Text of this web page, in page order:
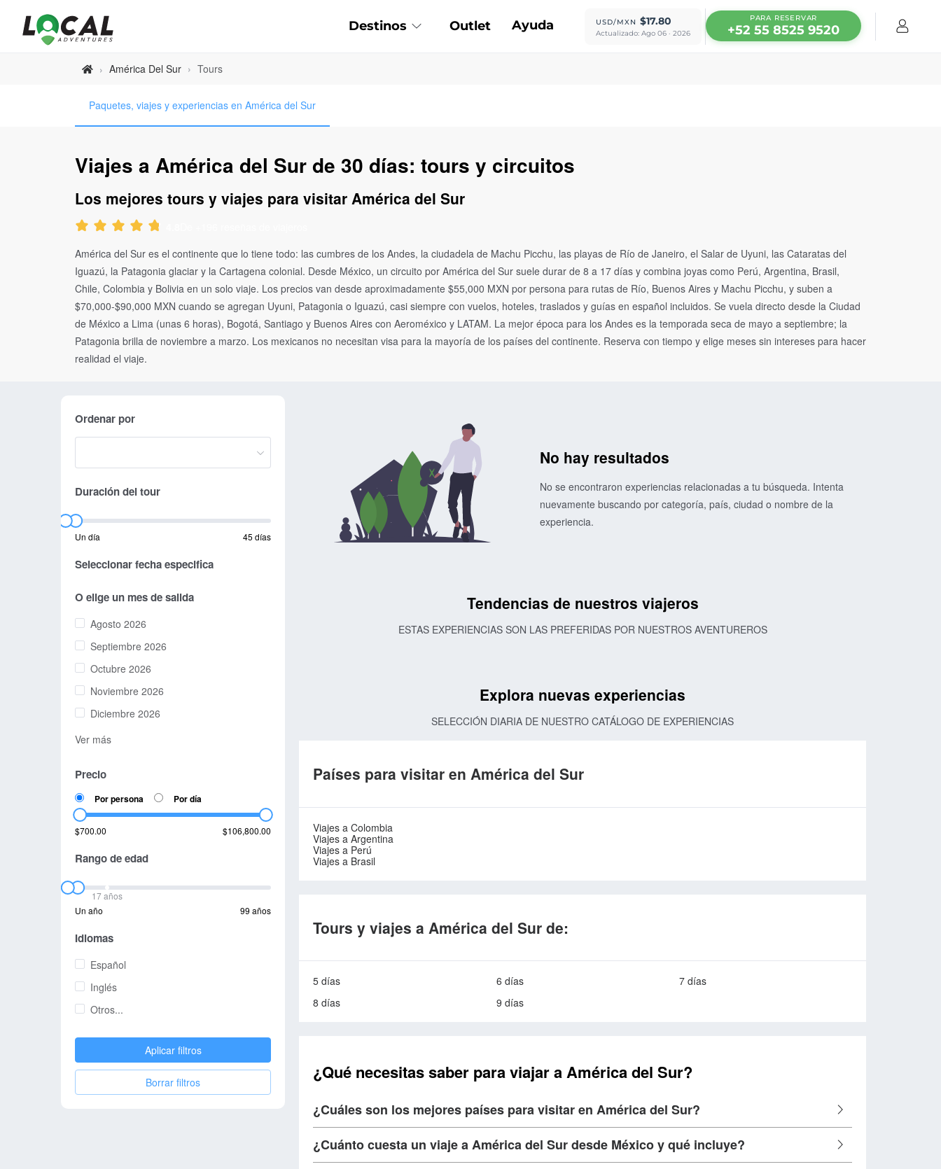
Destinos Outlet Ayuda USD/MXN $17.80
Actualizado: Ago 06 · 2026
PARA RESERVAR
+52 55 8525 9520
› América Del Sur › Tours
Paquetes, viajes y experiencias en América del Sur
Viajes a América del Sur de 30 días: tours y circuitos
Los mejores tours y viajes para visitar América del Sur
América del Sur es el continente que lo tiene todo: las cumbres de los Andes, la ciudadela de Machu Picchu, las playas de Río de Janeiro, el Salar de Uyuni, las Cataratas del
Iguazú, la Patagonia glaciar y la Cartagena colonial. Desde México, un circuito por América del Sur suele durar de 8 a 17 días y combina joyas como Perú, Argentina, Brasil,
Chile, Colombia y Bolivia en un solo viaje. Los precios van desde aproximadamente $55,000 MXN por persona para rutas de Río, Buenos Aires y Machu Picchu, y suben a
$70,000-$90,000 MXN cuando se agregan Uyuni, Patagonia o Iguazú, casi siempre con vuelos, hoteles, traslados y guías en español incluidos. Se vuela directo desde la Ciudad
de México a Lima (unas 6 horas), Bogotá, Santiago y Buenos Aires con Aeroméxico y LATAM. La mejor época para los Andes es la temporada seca de mayo a septiembre; la
Patagonia brilla de noviembre a marzo. Los mexicanos no necesitan visa para la mayoría de los países del continente. Reserva con tiempo y elige meses sin intereses para hacer
realidad el viaje.
Ordenar por
Duración del tour
Un día 45 días
Seleccionar fecha especifica
O elige un mes de salida
Agosto 2026
Septiembre 2026
Octubre 2026
Noviembre 2026
Diciembre 2026
Ver más
Precio
Por persona Por día
$700.00 $106,800.00
Rango de edad
17 años
Un año
99 años
Idiomas
Español
Inglés
Otros...
Aplicar filtros
Borrar filtros
No hay resultados
No se encontraron experiencias relacionadas a tu búsqueda. Intenta
nuevamente buscando por categoría, país, ciudad o nombre de la
experiencia.
Tendencias de nuestros viajeros
ESTAS EXPERIENCIAS SON LAS PREFERIDAS POR NUESTROS AVENTUREROS
Explora nuevas experiencias
SELECCIÓN DIARIA DE NUESTRO CATÁLOGO DE EXPERIENCIAS
Países para visitar en América del Sur
Viajes a Colombia
Viajes a Argentina
Viajes a Perú
Viajes a Brasil
Tours y viajes a América del Sur de:
5 días 6 días
7 días
8 días
9 días
¿Qué necesitas saber para viajar a América del Sur?
¿Cuáles son los mejores países para visitar en América del Sur?
¿Cuánto cuesta un viaje a América del Sur desde México y qué incluye?